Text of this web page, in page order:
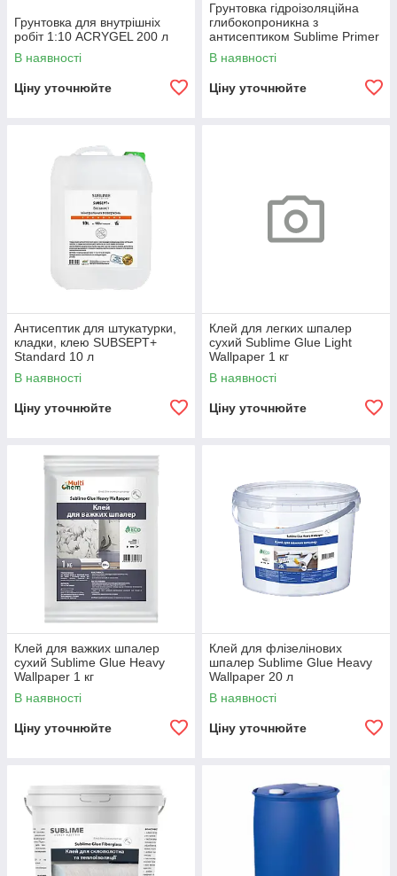
Грунтовка для внутрішніх
робіт 1:10 ACRYGEL 200 л
В наявності
Ціну уточнюйте
Грунтовка гідроізоляційна
глибокопроникна з
антисептиком Sublime Primer
AquaStop Standard 200 л
В наявності
Ціну уточнюйте
Антисептик для штукатурки,
кладки, клею SUBSEPT+
Standard 10 л
В наявності
Ціну уточнюйте
Клей для легких шпалер
сухий Sublime Glue Light
Wallpaper 1 кг
В наявності
Ціну уточнюйте
Клей для важких шпалер
сухий Sublime Glue Heavy
Wallpaper 1 кг
В наявності
Ціну уточнюйте
Клей для флізелінових
шпалер Sublime Glue Heavy
Wallpaper 20 л
В наявності
Ціну уточнюйте